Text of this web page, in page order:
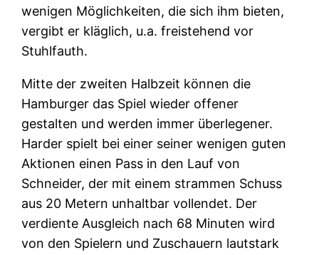
wenigen Möglichkeiten, die sich ihm bieten,
vergibt er kläglich, u.a. freistehend vor
Stuhlfauth.
Mitte der zweiten Halbzeit können die
Hamburger das Spiel wieder offener
gestalten und werden immer überlegener.
Harder spielt bei einer seiner wenigen guten
Aktionen einen Pass in den Lauf von
Schneider, der mit einem strammen Schuss
aus 20 Metern unhaltbar vollendet. Der
verdiente Ausgleich nach 68 Minuten wird
von den Spielern und Zuschauern lautstark